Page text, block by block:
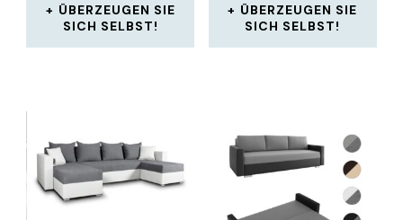
ÜBERZEUGEN SIE
SICH SELBST!
ÜBERZEUGEN SIE
SICH SELBST!